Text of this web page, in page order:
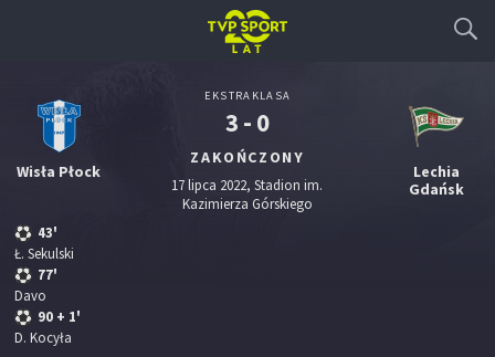
Wisła Płock
43'
Ł. Sekulski
77'
Davo
90 + 1'
D. Kocyła
EKSTRAKLASA
3 - 0
ZAKOŃCZONY
17 lipca 2022, Stadion im.
Kazimierza Górskiego
Lechia
Gdańsk